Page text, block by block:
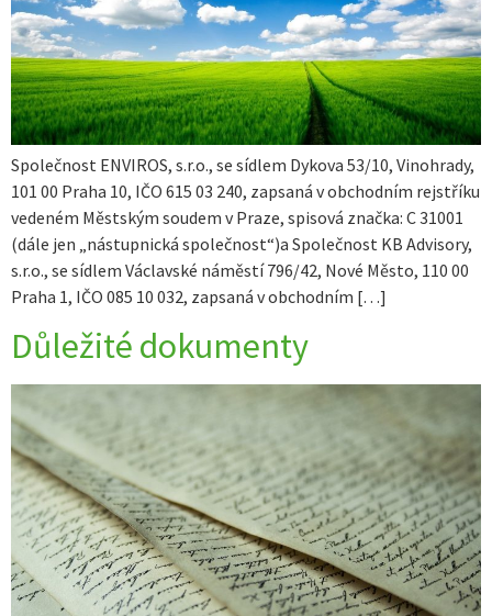
Společnost ENVIROS, s.r.o., se sídlem Dykova 53/10, Vinohrady,
101 00 Praha 10, IČO 615 03 240, zapsaná v obchodním rejstříku
vedeném Městským soudem v Praze, spisová značka: C 31001
(dále jen „nástupnická společnost“)a Společnost KB Advisory,
s.r.o., se sídlem Václavské náměstí 796/42, Nové Město, 110 00
Praha 1, IČO 085 10 032, zapsaná v obchodním […]
Důležité dokumenty